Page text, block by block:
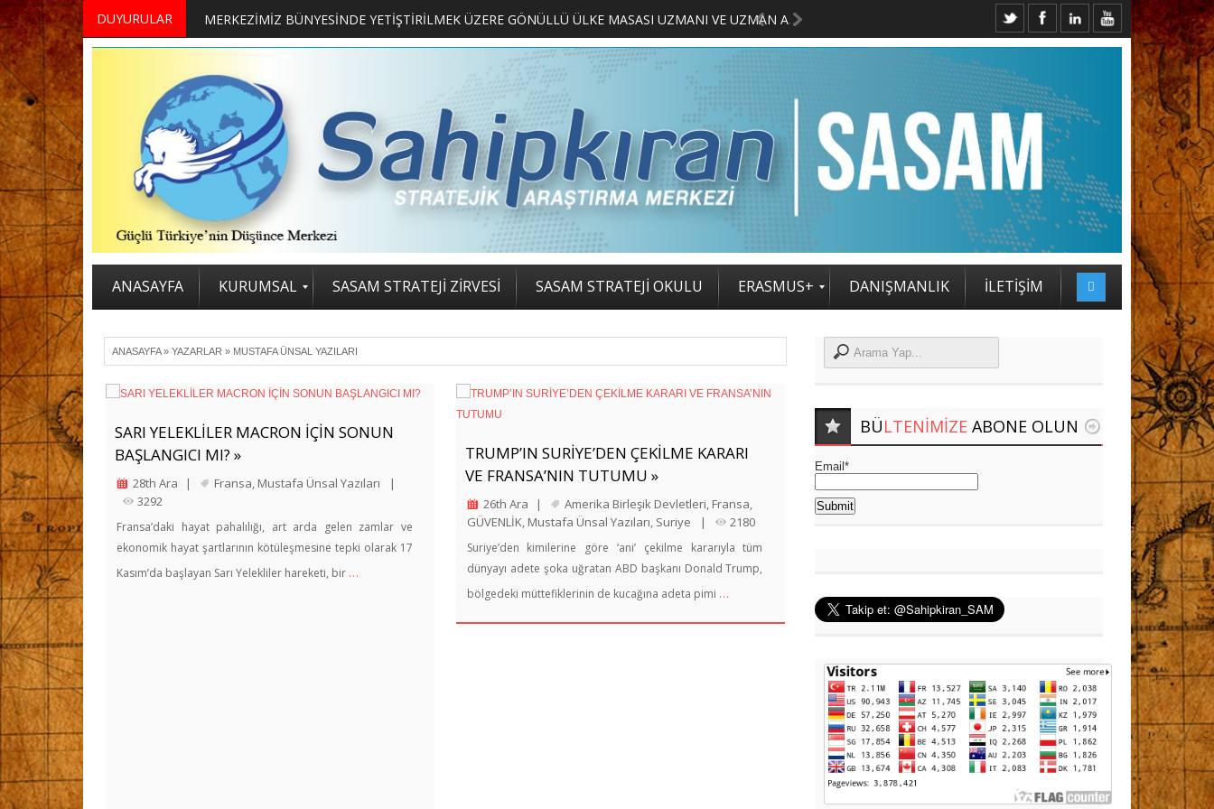
DUYURULAR MERKEZİMİZ BÜNYESİNDE YETİŞTİRİLMEK ÜZERE GÖNÜLLÜ ÜLKE MASASI UZMANI VE UZMAN ADAYLARI ARIYORUZ 2. SASAM STRATEJİ ZİRVESİ KATILIMCILARI BELLİ OLDU
ANASAYFA KURUMSAL SASAM STRATEJİ ZİRVESİ SASAM STRATEJİ OKULU ERASMUS+ DANIŞMANLIK İLETİŞİM
ANASAYFA» YAZARLAR » MUSTAFA ÜNSAL YAZILARI
SARI YELEKLİLER MACRON İÇİN SONUN
BAŞLANGICI MI? »
28th Ara | Fransa, Mustafa Ünsal Yazıları
|
3292
Fransa’daki hayat pahalılığı, art arda gelen zamlar ve
ekonomik hayat şartlarının kötüleşmesine tepki olarak 17
Kasım’da başlayan Sarı Yelekliler hareketi, bir …
TRUMP’IN SURİYE’DEN ÇEKİLME KARARI
VE FRANSA’NIN TUTUMU »
26th Ara | Amerika Birleşik Devletleri, Fransa,
GÜVENLİK, Mustafa Ünsal Yazıları, Suriye | 2180
Suriye’den kimilerine göre ‘ani’ çekilme kararıyla tüm
dünyayı adete şoka uğratan ABD başkanı Donald Trump,
bölgedeki müttefiklerinin de kucağına adeta pimi …
BÜLTENIMIZEABONE OLUN
Email*